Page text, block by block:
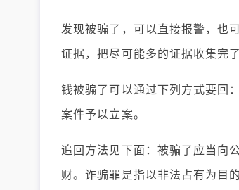
发现被骗了，可以直接报警，也
证据，把尽可能多的证据收集完
钱被骗了可以通过下列方式要回
案件予以立案。
追回方法见下面：被骗了应当向
财。诈骗罪是指以非法占有为目